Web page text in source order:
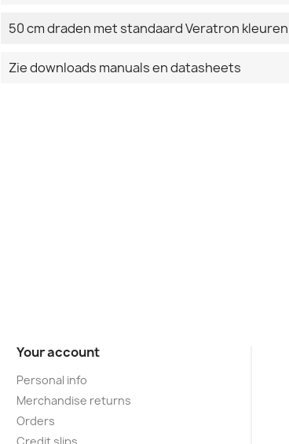
50 cm draden met standaard Veratron kleuren
Zie downloads manuals en datasheets
Your account
Personal info
Merchandise returns
Orders